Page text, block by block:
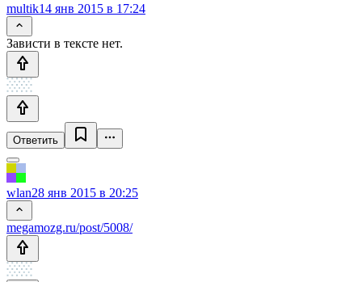
multik14 янв 2015 в 17:24
Зависти в тексте нет.
Ответить
wlan28 янв 2015 в 20:25
megamozg.ru/post/5008/